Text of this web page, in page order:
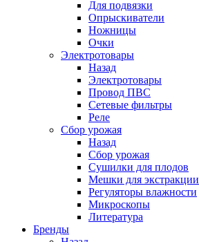
Для подвязки
Опрыскиватели
Ножницы
Очки
Электротовары
Назад
Электротовары
Провод ПВС
Сетевые фильтры
Реле
Сбор урожая
Назад
Сбор урожая
Сушилки для плодов
Мешки для экстракции
Регуляторы влажности
Микроскопы
Литература
Бренды